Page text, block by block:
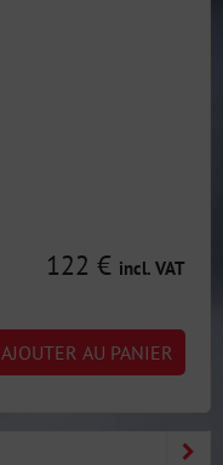
122 € incl. VAT
AJOUTER AU PANIER